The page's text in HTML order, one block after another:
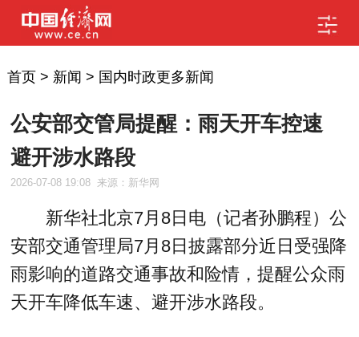
首页> 新闻 > 国内时政更多新闻
公安部交管局提醒：雨天开车控速
避开涉水路段
2026-07-08 19:08 来源：新华网
新华社北京7月8日电（记者孙鹏程）公
安部交通管理局7月8日披露部分近日受强降
雨影响的道路交通事故和险情，提醒公众雨
天开车降低车速、避开涉水路段。